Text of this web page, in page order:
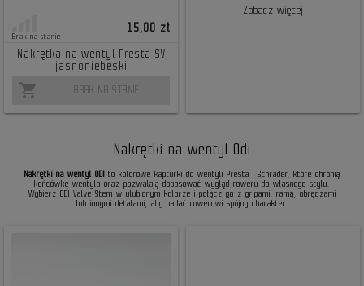
Brak na stanie
15,00 zł
Nakrętka na wentyl Presta SV
jasnoniebeski
shopping_cart BRAK NA STANIE
Zobacz więcej
Nakrętki na wentyl Odi
Nakrętki na wentyl ODI
to kolorowe kapturki do wentyli Presta i Schrader, które chronią
końcówkę wentyla oraz pozwalają dopasować wygląd roweru do własnego stylu.
Wybierz ODI Valve Stem w ulubionym kolorze i połącz go z gripami, ramą, obręczami
lub innymi detalami, aby nadać rowerowi spójny charakter.